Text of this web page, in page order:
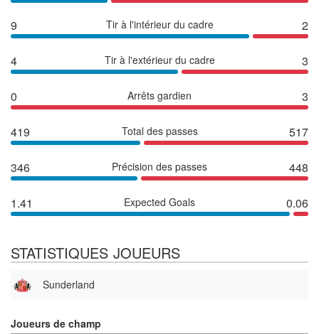
9 Tir à l'intérieur du cadre 2
4 Tir à l'extérieur du cadre 3
0 Arrêts gardien 3
419 Total des passes 517
346 Précision des passes 448
1.41 Expected Goals 0.06
STATISTIQUES JOUEURS
Sunderland
Joueurs de champ